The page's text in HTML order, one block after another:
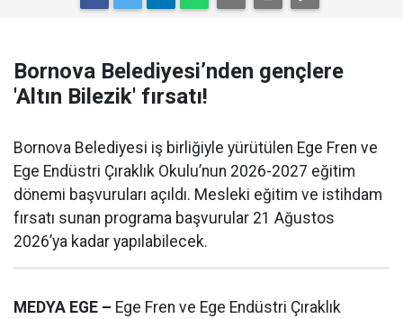
Bornova Belediyesi’nden gençlere
'Altın Bilezik' fırsatı!
Bornova Belediyesi iş birliğiyle yürütülen Ege Fren ve
Ege Endüstri Çıraklık Okulu’nun 2026-2027 eğitim
dönemi başvuruları açıldı. Mesleki eğitim ve istihdam
fırsatı sunan programa başvurular 21 Ağustos
2026’ya kadar yapılabilecek.
MEDYA EGE – Ege Fren ve Ege Endüstri Çıraklık